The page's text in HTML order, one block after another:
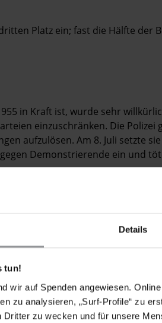
Details
tun!
wir auf Spenden angewiesen.
zu analysieren, „Surf-Profile“ zu
Dritter zu wecken und für unsere
Platz ein; fast die Hälfte der
in Kraft ist, wurde sehr
einzuschränken. Die Polizei
aufzulösen. Am 8. Juli setzte
Demonstrierende ein und
Hakainde Hichilema und
und aufrührerischer
mit Anhängern ihrer Partei
gegen Kaution auf
Fourth Revolution Party,
im Jahr 2015 unter